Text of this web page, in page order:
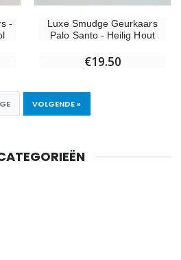
-
Luxe Smudge Geurkaars
Palo Santo - Heilig Hout
€19.50
VOLGENDE »